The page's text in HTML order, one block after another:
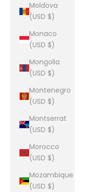
Moldova
(USD $)
Monaco
(USD $)
Mongolia
(USD $)
Montenegro
(USD $)
Montserrat
(USD $)
Morocco
(USD $)
Mozambique
(USD $)